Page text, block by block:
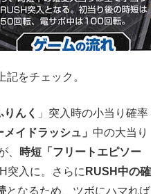
をチェック。
んく
」突入時の小当り確率
イドラッシュ」 中の大当り
、
時短「フリートエピソー
突入に。さらに RUSH中の確
となるため、ツボにハマれば